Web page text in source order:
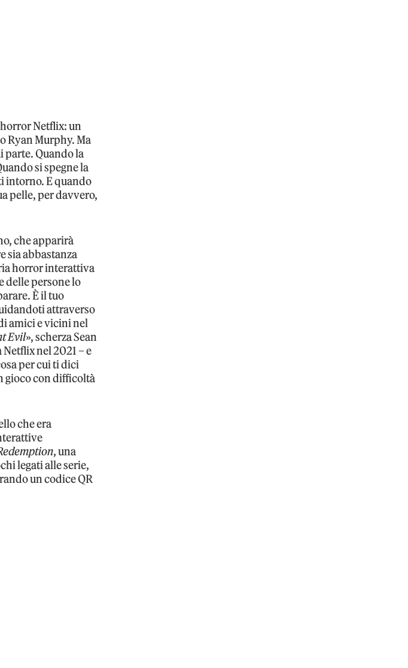
Netflix: un
Ryan Murphy. Ma
parte. Quando la
si spegne la
intorno. E quando
pelle, per davvero,
che apparirà
sia abbastanza
horror interattiva
delle persone lo
È il tuo
attraverso
amici e vicini nel
Evil», scherza Sean
nel 2021 – e
per cui ti dici
gioco con difficoltà
che era
, una
legati alle serie,
un codice QR